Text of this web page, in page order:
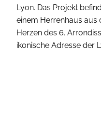
Lyon. Das Projekt
einem Herrenhaus aus
Herzen des 6.
ikonische Adresse der